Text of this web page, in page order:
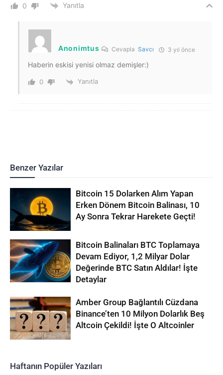
0 Yanıtla
Anonimtus CevaplaSavcı 3 yıl önce
Haberin eskisi yenisi olmaz demişler:)
0 Yanıtla
Benzer Yazılar
Bitcoin 15 Dolarken Alım Yapan
Erken Dönem Bitcoin Balinası, 10
Ay Sonra Tekrar Harekete Geçti!
Bitcoin Balinaları BTC Toplamaya
Devam Ediyor, 1,2 Milyar Dolar
Değerinde BTC Satın Aldılar! İşte
Detaylar
Amber Group Bağlantılı Cüzdana
Binance’ten 10 Milyon Dolarlık Beş
Altcoin Çekildi! İşte O Altcoinler
Haftanın Popüler Yazıları